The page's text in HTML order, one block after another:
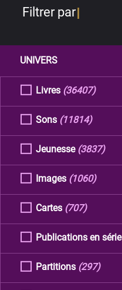
Filtrer par
UNIVERS
Livres (36407)
Sons (11814)
Jeunesse (3837)
Images (1060)
Cartes (707)
Publications en série
Partitions (297)